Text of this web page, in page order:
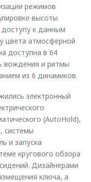
режимов
высоты
к данным
цвета атмосферной
доступна в 64
вождения и ритмы
из 6 динамиков.
электронный
(AutoHold),
системы
и запуска
кругового обзора
Дизайнерами
ключа, а